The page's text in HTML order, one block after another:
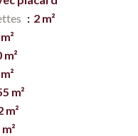
2 m²
m²
m²
m²